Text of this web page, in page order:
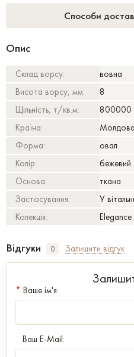
Способи
Опис
Склад ворсу:
вовна
Висота ворсу, мм:
8
Щільність, т/кв.м:
800000
Країна:
Молдова
Форма:
овал
Колір:
бежевий
Основа:
ткана
Застосування:
У
Колекція:
Elegance
Відгуки 0 Залишити відгук
* Ваше ім'я:
Ваш E-Mail: